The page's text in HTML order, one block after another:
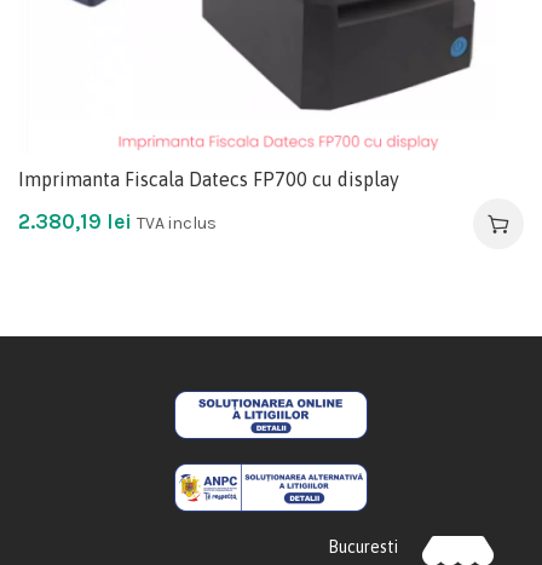
Imprimanta Fiscala Datecs FP700 cu display
2.380,19 lei TVA inclus
Bucuresti